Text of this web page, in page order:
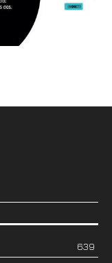
639